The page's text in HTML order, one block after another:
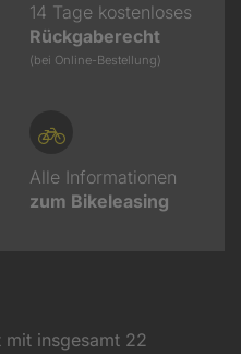
14 Tage kostenloses
Rückgaberecht
(bei Online-Bestellung)
Alle Informationen
zum Bikeleasing
insgesamt 22